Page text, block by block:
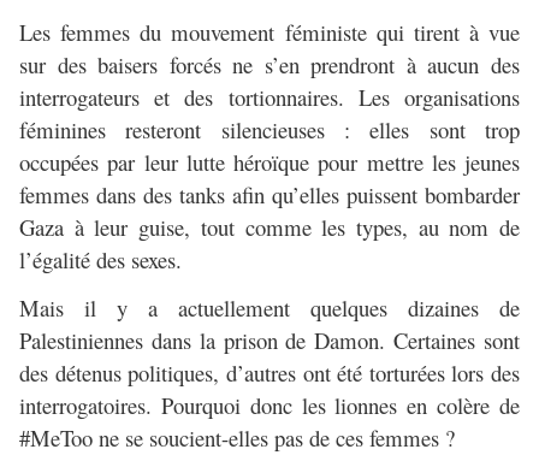
Les femmes du mouvement féministe qui tirent à vue
sur des baisers forcés ne s’en prendront à aucun des
interrogateurs et des tortionnaires. Les organisations
féminines resteront silencieuses : elles sont trop
occupées par leur lutte héroïque pour mettre les jeunes
femmes dans des tanks afin qu’elles puissent bombarder
Gaza à leur guise, tout comme les types, au nom de
l’égalité des sexes.
Mais il y a actuellement quelques dizaines de
Palestiniennes dans la prison de Damon. Certaines sont
des détenus politiques, d’autres ont été torturées lors des
interrogatoires. Pourquoi donc les lionnes en colère de
#MeToo ne se soucient-elles pas de ces femmes ?